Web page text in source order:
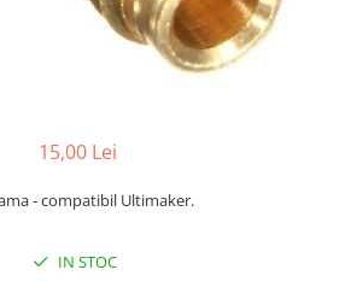
15,00 Lei
- compatibil Ultimaker.
IN STOC